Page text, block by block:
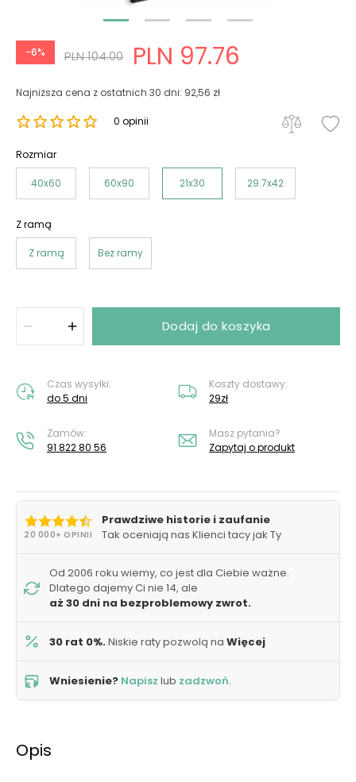
-6% PLN 104.00 PLN 97.76
Najniższa cena z ostatnich 30 dni: 92,56 zł
0 opinii
Rozmiar
40x60 60x90 21x30 29.7x42
Z ramą
Z ramą Bez ramy
Dodaj do koszyka
Czas wysyłki:
do 5 dni
Koszty dostawy:
29zł
Zamów:
91 822 80 56
Masz pytania?
Zapytaj o produkt
20 000+ OPINII
Prawdziwe historie i zaufanie
Tak oceniają nas Klienci tacy jak Ty
Od 2006 roku wiemy, co jest dla Ciebie ważne.
Dlatego dajemy Ci nie 14, ale
aż 30 dni na bezproblemowy zwrot.
30 rat 0%.Niskie raty pozwolą na Więcej
Wniesienie? Napisz lub zadzwoń.
Opis